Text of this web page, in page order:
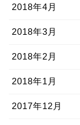
2018年4月
2018年3月
2018年2月
2018年1月
2017年12月